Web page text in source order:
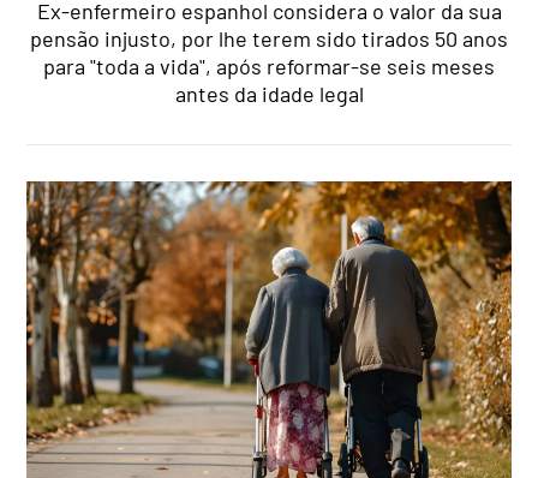
Ex-enfermeiro espanhol considera o valor da sua
pensão injusto, por lhe terem sido tirados 50 anos
para "toda a vida", após reformar-se seis meses
antes da idade legal